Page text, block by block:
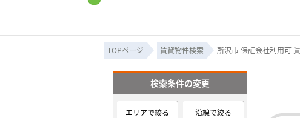
所沢賃貸TOP 物件検索フォーム
賃貸管理業務 土地・空き家活用
入居者様用ページTOP 入居中のマナー
売買物件一覧 購入時の諸費用
無料売却査定 仲介手数料について
会社概要 スタッフ紹介
ご来店予約 お住まいの解約手続き
ピタットハウス小
TOPページ 賃貸物件検索 所沢市 保証会社利用可
検索条件の変更
エリアで絞る 沿線で絞る